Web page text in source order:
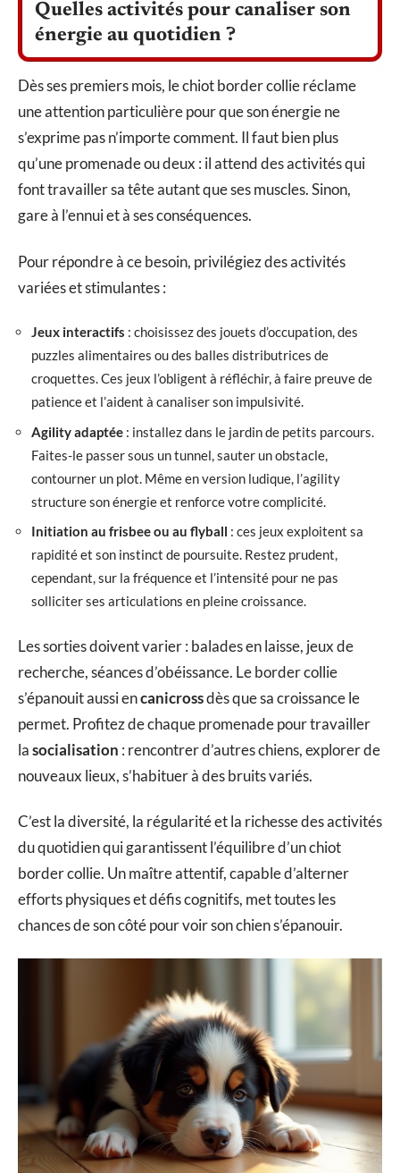
Quelles activités pour canaliser son
énergie au quotidien ?
Dès ses premiers mois, le chiot border collie réclame
une attention particulière pour que son énergie ne
s’exprime pas n’importe comment. Il faut bien plus
qu’une promenade ou deux : il attend des activités qui
font travailler sa tête autant que ses muscles. Sinon,
gare à l’ennui et à ses conséquences.
Pour répondre à ce besoin, privilégiez des activités
variées et stimulantes :
Jeux interactifs : choisissez des jouets d’occupation, des
puzzles alimentaires ou des balles distributrices de
croquettes. Ces jeux l’obligent à réfléchir, à faire preuve de
patience et l’aident à canaliser son impulsivité.
Agility adaptée : installez dans le jardin de petits parcours.
Faites-le passer sous un tunnel, sauter un obstacle,
contourner un plot. Même en version ludique, l’agility
structure son énergie et renforce votre complicité.
Initiation au frisbee ou au flyball : ces jeux exploitent sa
rapidité et son instinct de poursuite. Restez prudent,
cependant, sur la fréquence et l’intensité pour ne pas
solliciter ses articulations en pleine croissance.
Les sorties doivent varier : balades en laisse, jeux de
recherche, séances d’obéissance. Le border collie
s’épanouit aussi encanicrossdès que sa croissance le
permet. Profitez de chaque promenade pour travailler
lasocialisation : rencontrer d’autres chiens, explorer de
nouveaux lieux, s’habituer à des bruits variés.
C’est la diversité, la régularité et la richesse des activités
du quotidien qui garantissent l’équilibre d’un chiot
border collie. Un maître attentif, capable d’alterner
efforts physiques et défis cognitifs, met toutes les
chances de son côté pour voir son chien s’épanouir.